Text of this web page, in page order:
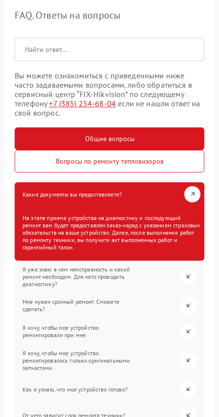
FAQ. Ответы на вопросы
Вы можете ознакомиться с приведенными ниже
часто задаваемыми вопросами, либо обратиться в
сервисный центр “FIX-Hikvision” по следующему
телефону+7 (385) 254-68-04 если не нашли ответ на
свой вопрос.
Общие вопросы
Вопросы по ремонту тепловизоров
Какие документы вы предоставляете?
На этапе приема устройства на диагностику и последующий
ремонт вам будет предоставлен заказ-наряд с указанием страховых
обязательств на ваше устройство. Далее, после выполнения работ
по ремонту техники, вы получите акт выполненных работ и
гарантийный талон.
Я уже знаю в чем неисправность и какой
ремонт необходим. Для чего проводить
диагностику?
Мне нужен срочный ремонт. Сможете
сделать?
Я хочу, чтобы мое устройство
ремонтировали при мне.
Я хочу, чтобы мое устройство
ремонтировалось только оригинальными
запчастями.
Как я узнаю, что мое устройство готово?
От чего зависит срок ремонта техники?